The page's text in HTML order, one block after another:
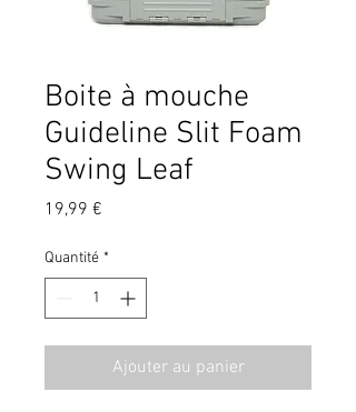
Boite à mouche
Guideline Slit Foam
Swing Leaf
19,99 €
Quantité *
Ajouter au panier